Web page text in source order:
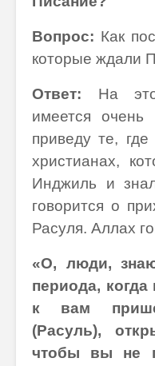
Вопрос: Как
которые ждали
Ответ: На
имеется очень
приведу те,
христианах,
Инджиль и
говорится о
Расуля. Аллах
«О, люди,
периода,
к вам
(Расуль),
чтобы вы не